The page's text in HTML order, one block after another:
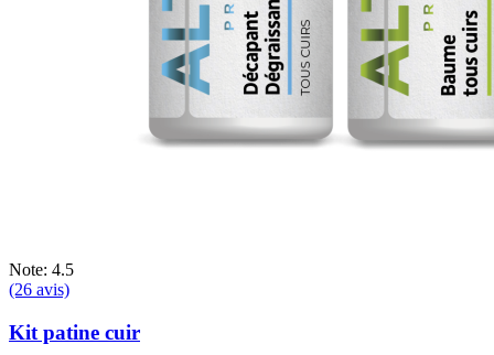
Note: 4.5
(26 avis)
Kit patine cuir